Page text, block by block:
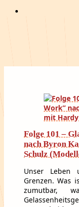
Folge 101 –
nach Byron
Schulz
Unser Leben
Grenzen. Was
zumutbar,